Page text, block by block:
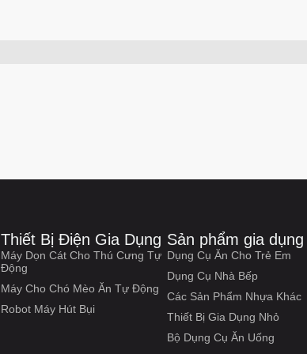
Thiết Bị Điện Gia Dụng
Máy Dọn Cát Cho Thú Cưng Tự
Động
Máy Cho Chó Mèo Ăn Tự Động
Robot Máy Hút Bụi
Sản phẩm gia dụng
Dụng Cụ Ăn Cho Trẻ Em
Dụng Cụ Nhà Bếp
Các Sản Phẩm Nhựa Khác
Thiết Bị Gia Dụng Nhỏ
Bộ Dụng Cụ Ăn Uống